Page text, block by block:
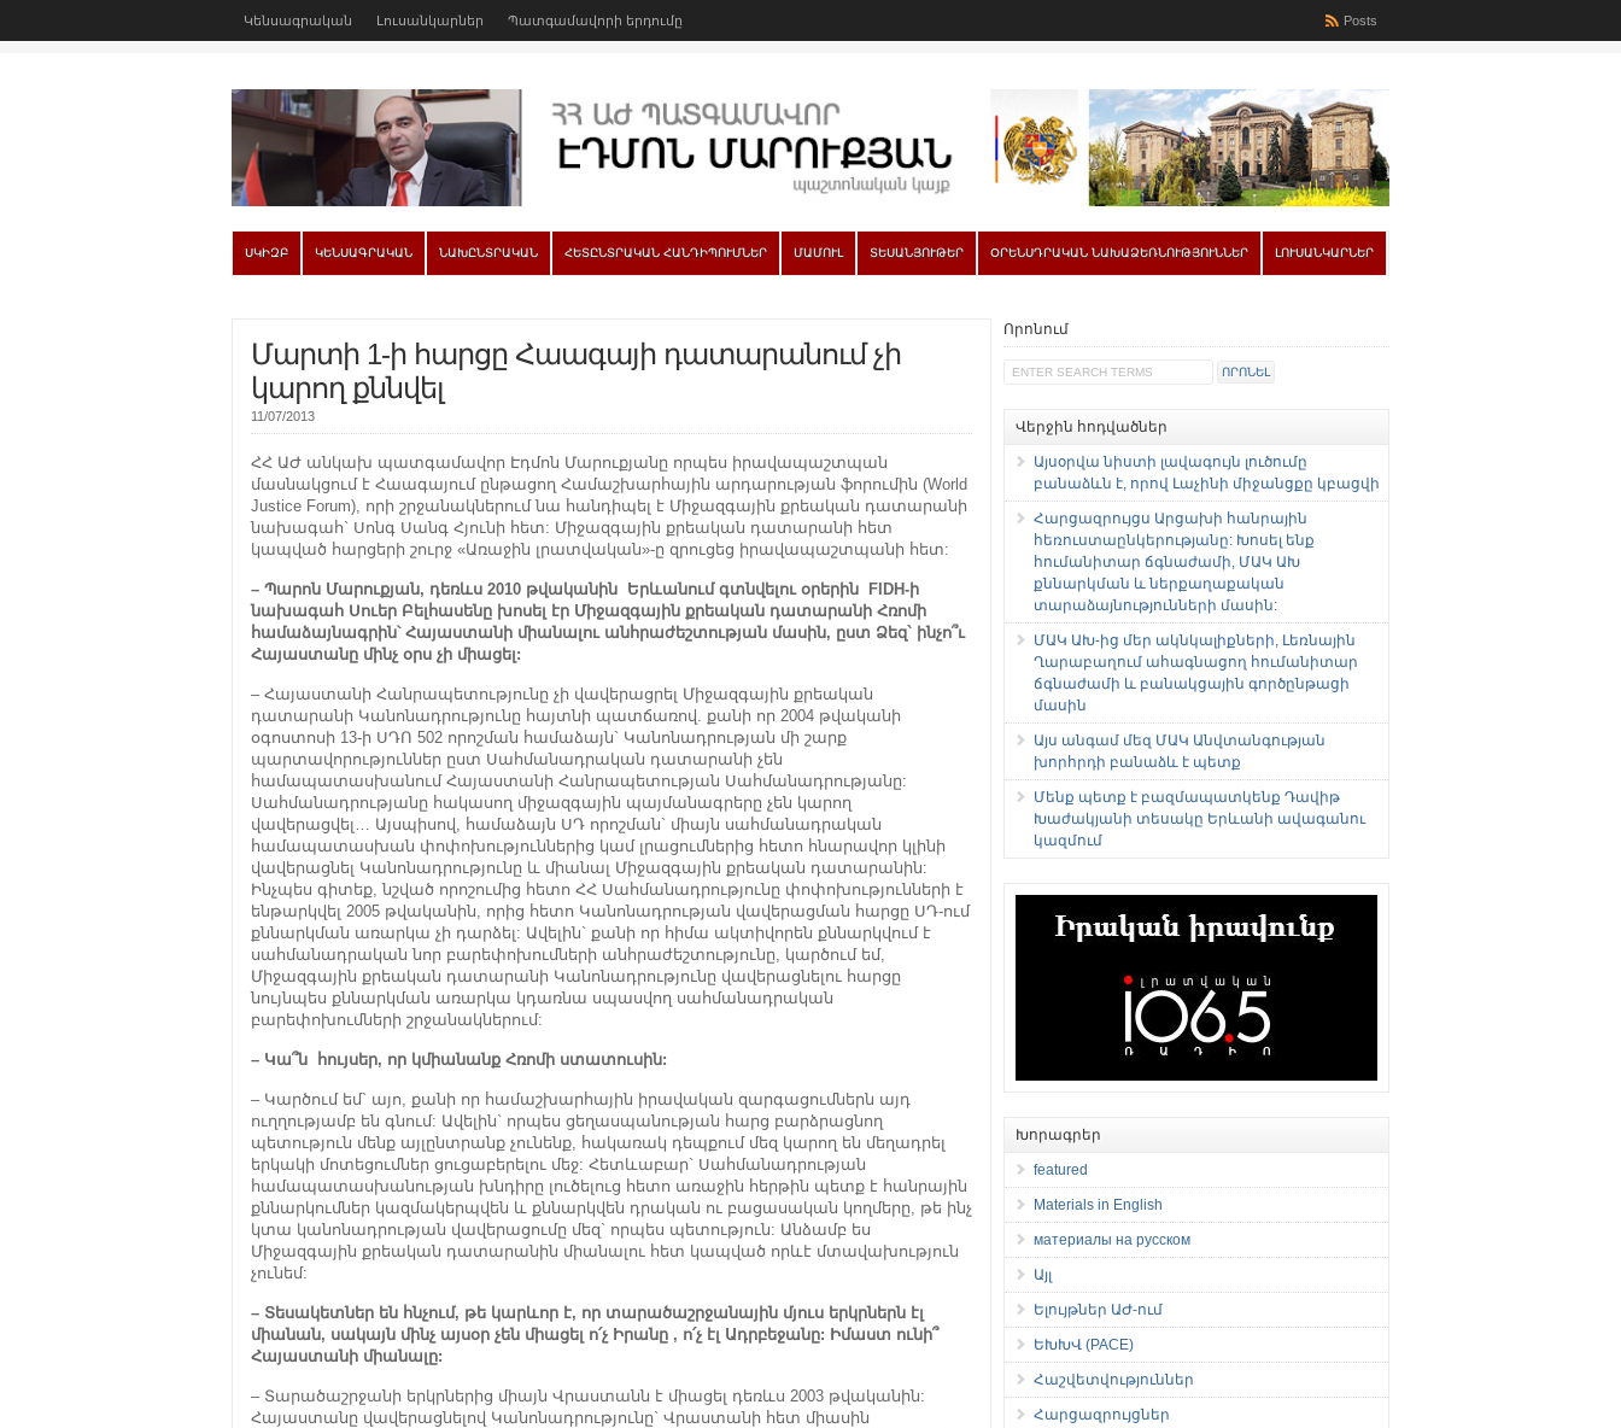
Կենսագրական Լուսանկարներ Պատգամավորի երդումը Posts
ՍԿԻԶԲ ԿԵՆՍԱԳՐԱԿԱՆ ՆԱԽԸՆՏՐԱԿԱՆ ՀԵՏԸՆՏՐԱԿԱՆ ՀԱՆԴԻՊՈՒՄՆԵՐ ՄԱՄՈՒԼ ՏԵՍԱՆՅՈՒԹԵՐ ՕՐԵՆՍԴՐԱԿԱՆ ՆԱԽԱՁԵՌՆՈՒԹՅՈՒՆՆԵՐ ԼՈՒՍԱՆԿԱՐՆԵՐ
Մարտի 1-ի հարցը Հաագայի դատարանում չի
կարող քննվել
11/07/2013
ՀՀ ԱԺ անկախ պատգամավոր Էդմոն Մարուքյանը որպես իրավապաշտպան
մասնակցում է Հաագայում ընթացող Համաշխարհային արդարության ֆորումին (World
Justice Forum), որի շրջանակներում նա հանդիպել է Միջազգային քրեական դատարանի
նախագահ` Սոնգ Սանգ Հյունի հետ: Միջազգային քրեական դատարանի հետ
կապված հարցերի շուրջ «Առաջին լրատվական»-ը զրուցեց իրավապաշտպանի հետ:
– Պարոն Մարուքյան, դեռևս 2010 թվականին Երևանում գտնվելու օրերին FIDH-ի
նախագահ Սուեր Բելհասենը խոսել էր Միջազգային քրեական դատարանի Հռոմի
համաձայնագրին՝ Հայաստանի միանալու անհրաժեշտության մասին, ըստ Ձեզ` ինչո՞ւ
Հայաստանը մինչ օրս չի միացել:
– Հայաստանի Հանրապետությունը չի վավերացրել Միջազգային քրեական
դատարանի Կանոնադրությունը հայտնի պատճառով. քանի որ 2004 թվականի
օգոստոսի 13-ի ՍԴՈ 502 որոշման համաձայն` Կանոնադրության մի շարք
պարտավորություններ ըստ Սահմանադրական դատարանի չեն
համապատասխանում Հայաստանի Հանրապետության Սահմանադրությանը:
Սահմանադրությանը հակասող միջազգային պայմանագրերը չեն կարող
վավերացվել… Այսպիսով, համաձայն ՍԴ որոշման` միայն սահմանադրական
համապատասխան փոփոխություններից կամ լրացումներից հետո հնարավոր կլինի
վավերացնել Կանոնադրությունը և միանալ Միջազգային քրեական դատարանին:
Ինչպես գիտեք, նշված որոշումից հետո ՀՀ Սահմանադրությունը փոփոխությունների է
ենթարկվել 2005 թվականին, որից հետո Կանոնադրության վավերացման հարցը ՍԴ-ում
քննարկման առարկա չի դարձել: Ավելին` քանի որ հիմա ակտիվորեն քննարկվում է
սահմանադրական նոր բարեփոխումների անհրաժեշտությունը, կարծում եմ,
Միջազգային քրեական դատարանի Կանոնադրությունը վավերացնելու հարցը
նույնպես քննարկման առարկա կդառնա սպասվող սահմանադրական
բարեփոխումների շրջանակներում:
– Կա՞ն հույսեր, որ կմիանանք Հռոմի ստատուսին:
– Կարծում եմ` այո, քանի որ համաշխարհային իրավական զարգացումներն այդ
ուղղությամբ են գնում: Ավելին` որպես ցեղասպանության հարց բարձրացնող
պետություն մենք այլընտրանք չունենք, հակառակ դեպքում մեզ կարող են մեղադրել
երկակի մոտեցումներ ցուցաբերելու մեջ: Հետևաբար` Սահմանադրության
համապատասխանության խնդիրը լուծելուց հետո առաջին հերթին պետք է հանրային
քննարկումներ կազմակերպվեն և քննարկվեն դրական ու բացասական կողմերը, թե ինչ
կտա կանոնադրության վավերացումը մեզ` որպես պետություն: Անձամբ ես
Միջազգային քրեական դատարանին միանալու հետ կապված որևէ մտավախություն
չունեմ:
– Տեսակետներ են հնչում, թե կարևոր է, որ տարածաշրջանային մյուս երկրներն էլ
միանան, սակայն մինչ այսօր չեն միացել ո՛չ Իրանը , ո՛չ էլ Ադրբեջանը: Իմաստ ունի՞
Հայաստանի միանալը:
– Տարածաշրջանի երկրներից միայն Վրաստանն է միացել դեռևս 2003 թվականին:
Հայաստանը վավերացնելով Կանոնադրությունը` Վրաստանի հետ միասին
Որոնում
Վերջին հոդվածներ
Այսօրվա նիստի լավագույն լուծումը
բանաձևն է, որով Լաչինի միջանցքը կբացվի
Հարցազրույցս Արցախի հանրային
հեռուստաընկերությանը: Խոսել ենք
հումանիտար ճգնաժամի, ՄԱԿ ԱԽ
քննարկման և ներքաղաքական
տարաձայնությունների մասին:
ՄԱԿ ԱԽ-ից մեր ակնկալիքների, Լեռնային
Ղարաբաղում ահագնացող հումանիտար
ճգնաժամի և բանակցային գործընթացի
մասին
Այս անգամ մեզ ՄԱԿ Անվտանգության
խորհրդի բանաձև է պետք
Մենք պետք է բազմապատկենք Դավիթ
Խաժակյանի տեսակը Երևանի ավագանու
կազմում
Խորագրեր
featured
Materials in English
материалы на русском
Այլ
Ելույթներ ԱԺ-ում
ԵԽԽՎ (PACE)
Հաշվետվություններ
Հարցազրույցներ